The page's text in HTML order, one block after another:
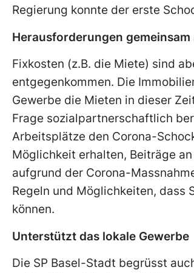
Regierung konnte der erste
Herausforderungen gemeinsam
Fixkosten (z.B. die Miete) sind
entgegenkommen. Die
Gewerbe die Mieten in dieser
Frage sozialpartnerschaftlich
Arbeitsplätze den Corona-
Möglichkeit erhalten, Beiträge
aufgrund der Corona-
Regeln und Möglichkeiten, dass
können.
Unterstützt das lokale Gewerbe
Die SP Basel-Stadt begrüsst